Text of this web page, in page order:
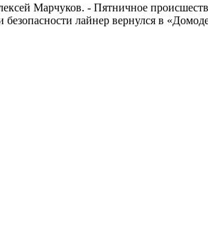
Марчуков. - Пятничное
лайнер вернулся в